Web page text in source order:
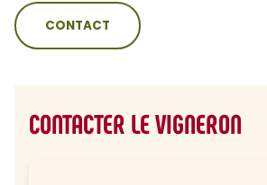
sommaire
CONTACT
CONTACTER LE VIGNERON